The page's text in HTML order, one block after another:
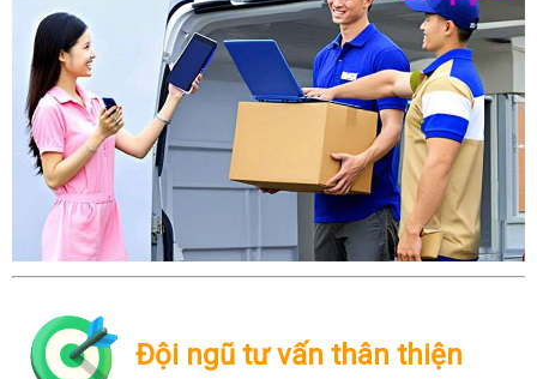
Đội ngũ tư vấn thân thiện